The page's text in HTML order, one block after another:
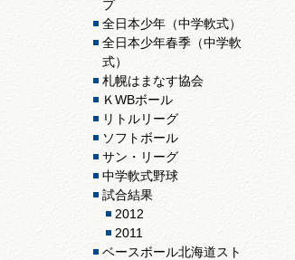
プ
全日本少年（中学軟式）
全日本少年春季（中学軟
式）
札幌はまなす協会
ＫWBボール
リトルリーグ
ソフトボール
サン・リーグ
中学軟式野球
試合結果
2012
2011
ベースボール北海道スト